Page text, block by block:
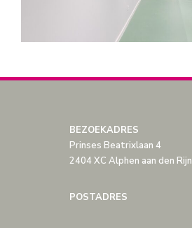
BEZOEKADRES
Prinses Beatrixlaan 4
2404 XC Alphen aan den Rijn
POSTADRES